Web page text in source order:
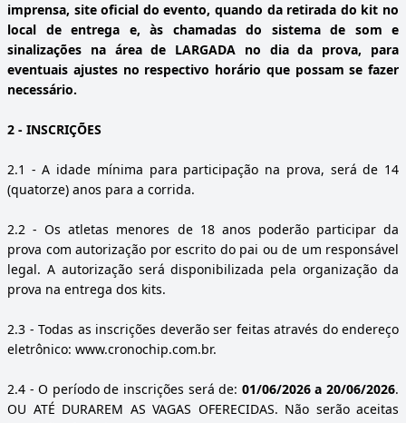
imprensa, site oficial do evento, quando da retirada do kit no
local de entrega e, às chamadas do sistema de som e
sinalizações na área de LARGADA no dia da prova, para
eventuais ajustes no respectivo horário que possam se fazer
necessário.
2 - INSCRIÇÕES
2.1 - A idade mínima para participação na prova, será de 14
(quatorze) anos para a corrida.
2.2- Os atletas menores de 18 anos poderão participar da
prova com autorização por escrito do pai ou de um responsável
legal. A autorização será disponibilizada pela organização da
prova na entrega dos kits.
2.3 - Todas as inscrições deverão ser feitas através do endereço
eletrônico: www.cronochip.com.br.
2.4 - O período de inscrições será de: 01/06/2026 a 20/06/2026.
OU ATÉ DURAREM AS VAGAS OFERECIDAS. Não serão aceitas